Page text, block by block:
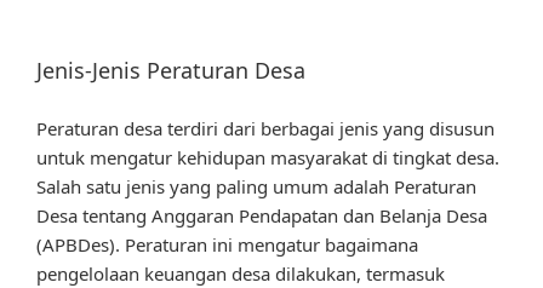
Jenis-Jenis Peraturan Desa
Peraturan desa terdiri dari berbagai jenis yang disusun
untuk mengatur kehidupan masyarakat di tingkat desa.
Salah satu jenis yang paling umum adalah Peraturan
Desa tentang Anggaran Pendapatan dan Belanja Desa
(APBDes). Peraturan ini mengatur bagaimana
pengelolaan keuangan desa dilakukan, termasuk